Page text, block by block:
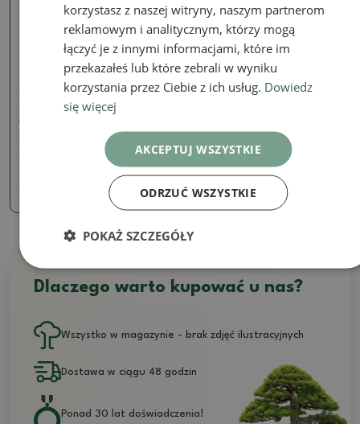
Ceramiczna miska bonsai
13 x 13 x 4 cm, kolor
zielony
1290-M24-1934
44.49 zł
Dlaczego warto kupować u nas?
Wszystko w magazynie - brak zdjęć ilustracyjnych
Dostawa w ciągu 48 godzin
Ponad 30 lat doświadczenia!
korzystasz z naszej witryny, naszym partnerom
reklamowym i analitycznym, którzy mogą
łączyć je z innymi informacjami, które im
przekazałeś lub które zebrali w wyniku
korzystania przez Ciebie z ich usług. Dowiedz
się więcej
AKCEPTUJ WSZYSTKIE
ODRZUĆ WSZYSTKIE
POKAŻ SZCZEGÓŁY